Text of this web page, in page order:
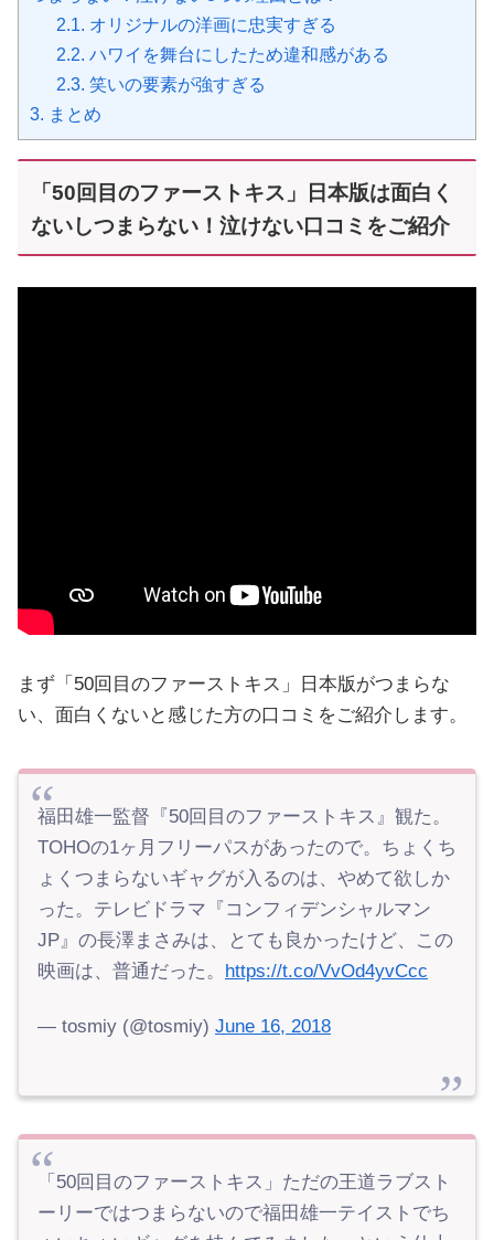
2.1. オリジナルの洋画に忠実すぎる
2.2. ハワイを舞台にしたため違和感がある
2.3. 笑いの要素が強すぎる
3. まとめ
「50回目のファーストキス」日本版は面白く
ないしつまらない！泣けない口コミをご紹介
まず「50回目のファーストキス」日本版がつまらな
い、面白くないと感じた方の口コミをご紹介します。
福田雄一監督『50回目のファーストキス』観た。
TOHOの1ヶ月フリーパスがあったので。ちょくち
ょくつまらないギャグが入るのは、やめて欲しか
った。テレビドラマ『コンフィデンシャルマン
JP』の長澤まさみは、とても良かったけど、この
映画は、普通だった。
https://t.co/VvOd4yvCcc
— tosmiy (@tosmiy) June 16, 2018
「50回目のファーストキス」ただの王道ラブスト
ーリーではつまらないので福田雄一テイストでち